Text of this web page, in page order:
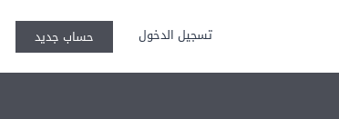
تسجيل الدخول حساب جديد